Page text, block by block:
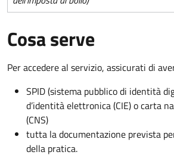
Cosa serve
Per accedere al servizio, assicurati di
SPID (sistema pubblico di identità
d’identità elettronica (CIE) o carta
(CNS)
tutta la documentazione prevista
della pratica.